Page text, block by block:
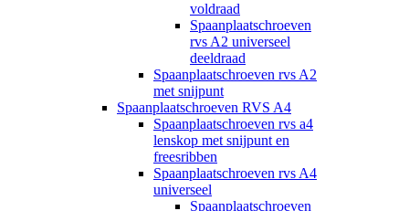
voldraad
Spaanplaatschroeven
rvs A2 universeel
deeldraad
Spaanplaatschroeven rvs A2
met snijpunt
Spaanplaatschroeven RVS A4
Spaanplaatschroeven rvs a4
lenskop met snijpunt en
freesribben
Spaanplaatschroeven rvs A4
universeel
Spaanplaatschroeven